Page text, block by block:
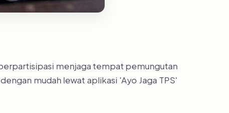
menjaga tempat pemungutan
mudah lewat aplikasi 'Ayo Jaga TPS'